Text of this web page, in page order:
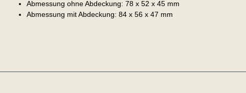
Abmessung ohne Abdeckung: 78 x 52 x 45 mm
Abmessung mit Abdeckung: 84 x 56 x 47 mm